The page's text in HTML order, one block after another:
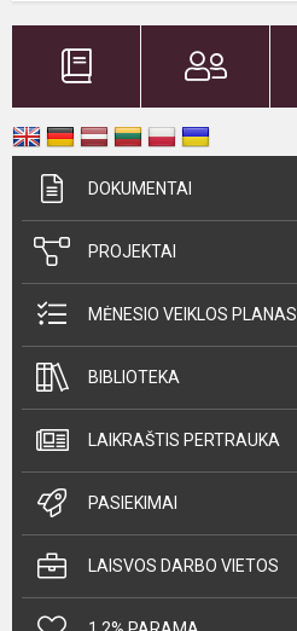
DOKUMENTAI
PROJEKTAI
MĖNESIO VEIKLOS PLANAS
BIBLIOTEKA
LAIKRAŠTIS PERTRAUKA
PASIEKIMAI
LAISVOS DARBO VIETOS